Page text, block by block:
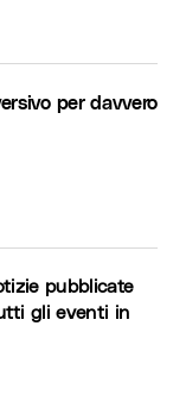
per davvero
pubblicate
gli eventi in